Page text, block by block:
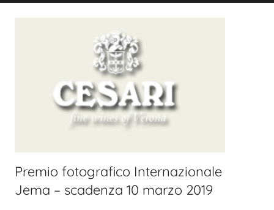
Premio fotografico Internazionale
Jema – scadenza 10 marzo 2019